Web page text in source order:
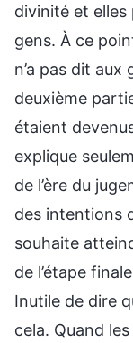
divinité et elles
gens. À ce
n’a pas dit aux
deuxième
étaient
explique
de l’ère du
des intentions
souhaite
de l’étape
Inutile de dire
cela. Quand